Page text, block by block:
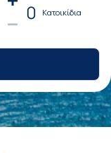
0 Κατοικίδια